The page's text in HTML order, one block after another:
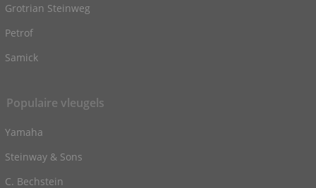
Grotrian Steinweg
Petrof
Samick
Populaire vleugels
Yamaha
Steinway & Sons
C. Bechstein